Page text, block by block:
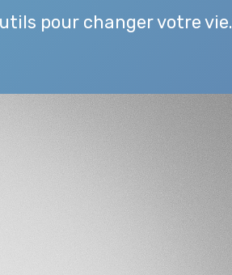
pour changer votre vie.